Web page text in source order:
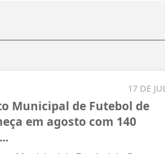
17 DE JUL
Municipal de Futebol de
em agosto com 140